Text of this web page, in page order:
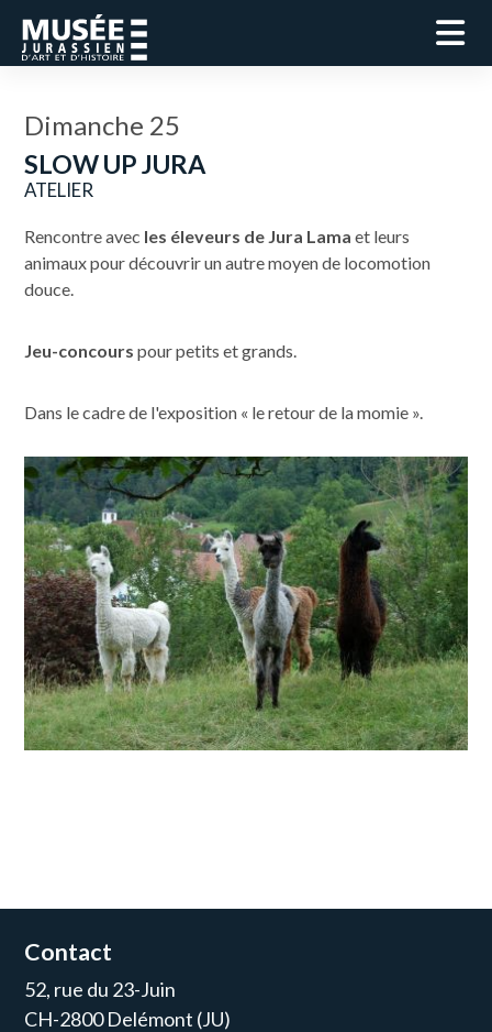
Dimanche 25
SLOW UP JURA
ATELIER
Rencontre avec les éleveurs de Jura Lama et leurs
animaux pour découvrir un autre moyen de locomotion
douce.
Jeu-concourspour petits et grands.
Dans le cadre de l'exposition « le retour de la momie ».
Contact
52, rue du 23-Juin
CH-2800 Delémont (JU)